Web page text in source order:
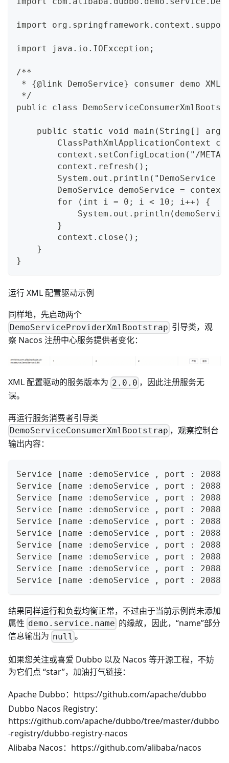
import
import java.io.IOException;
/**
* {@link DemoService} consumer demo XML
*/
public class
public static void main(String[]
ClassPathXmlApplicationContext
context.setConfigLocation("/
        context.refresh();
System.out.println("DemoService
DemoService demoService =
        for (int i = 0; i < 10; i++) {
        }
        context.close();
    }
}
运行 XML 配置驱动示例
同样地，先启动两个
DemoServiceProviderXmlBootstrap 引导类，观
察 Nacos 注册中心服务提供者变化：
XML 配置驱动的服务版本为 2.0.0 ，因此注册服务无
误。
再运行服务消费者引导类
DemoServiceConsumerXmlBootstrap ，观察控制台
输出内容：
Service [name :demoService , port :
Service [name :demoService , port :
Service [name :demoService , port :
Service [name :demoService , port :
Service [name :demoService , port :
Service [name :demoService , port :
Service [name :demoService , port :
Service [name :demoService , port :
Service [name :demoService , port :
Service [name :demoService , port :
结果同样运行和负载均衡正常，不过由于当前示例尚未添加
属性 demo.service.name 的缘故，因此，“name”部分
信息输出为 null 。
如果您关注或喜爱 Dubbo 以及 Nacos 等开源工程，不妨
为它们点 “star”，加油打气链接：
Apache Dubbo： https://github.com/apache/dubbo
Dubbo Nacos Registry：
https://github.com/apache/dubbo/tree/master/dubbo
-registry/dubbo-registry-nacos
Alibaba Nacos： https://github.com/alibaba/nacos